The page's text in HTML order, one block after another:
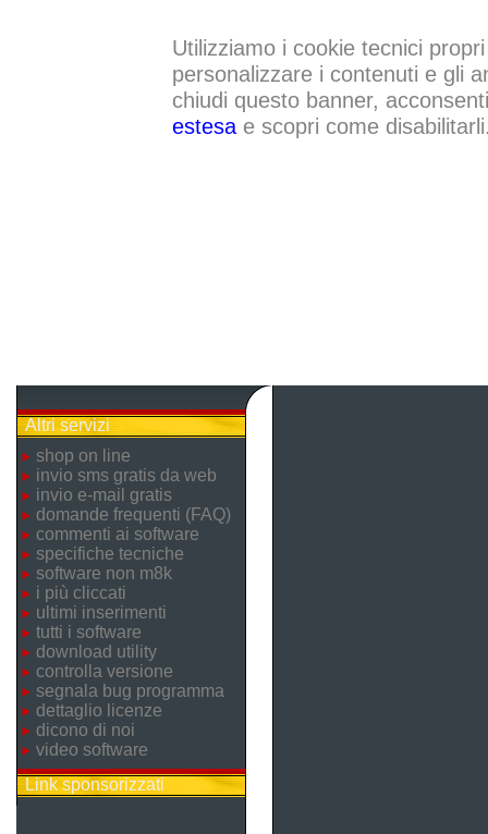
Utilizziamo i cookie tecnici
personalizzare i contenuti e gli
chiudi questo banner,
estesae scopri come
Altri servizi
shop on line
invio sms gratis da web
invio e-mail gratis
domande frequenti (FAQ)
commenti ai software
specifiche tecniche
software non m8k
i più cliccati
ultimi inserimenti
tutti i software
download utility
controlla versione
segnala bug programma
dettaglio licenze
dicono di noi
video software
Link sponsorizzati